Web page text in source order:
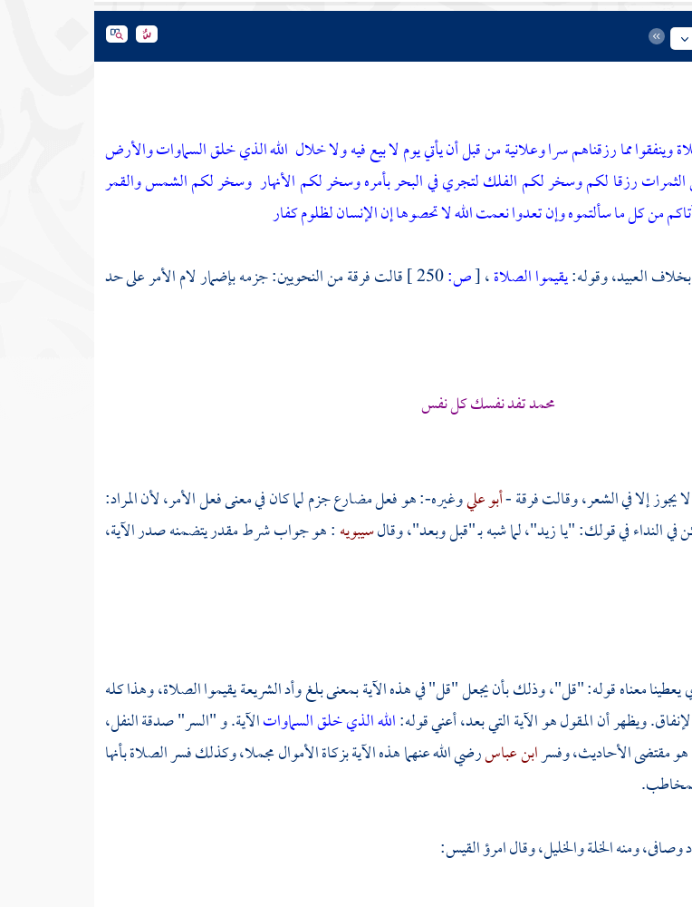
وينفقوا مما رزقناهم سرا وعلانية من قبل أن يأتي يوم لا بيع فيه ولا خلال الله الذي خلق السماوات والأرض
الثمرات رزقا لكم وسخر لكم الفلك لتجري في البحر بأمره وسخر لكم الأنهار وسخر لكم الشمس والقمر
من كل ما سألتموه وإن تعدوا نعمت الله لا تحصوها إن الإنسان لظلوم كفار
العبيد، وقوله:يقيموا الصلاة،[ص:250 ]
قالت فرقة من النحويين: جزمه بإضمار لام الأمر على حد
محمد تفد نفسك كل نفس
يجوز إلا في الشعر، وقالت فرقة -أبو عليوغيره-: هو فعل مضارع جزم لما كان في معنى فعل الأمر، لأن المراد:
في النداء في قولك: "يا زيد"، لما شبه بـ "قبل وبعد"، وقالسيبويه: هو جواب شرط مقدر يتضمنه صدر الآية،
معناه قوله: "قل"، وذلك بأن يجعل "قل" في هذه الآية بمعنى بلغ وأد الشريعة يقيموا الصلاة، وهذا كله
ويظهر أن المقول هو الآية التي بعد، أعني قوله:الله الذي خلق السماواتالآية. و "السر" صدقة النفل،
هو مقتضى الأحاديث، وفسرابن عباسرضي الله عنهما هذه الآية بزكاة الأموال مجملا، وكذلك فسر الصلاة بأنها
ومنه الخلة والخليل، وقالامرؤ القيس: